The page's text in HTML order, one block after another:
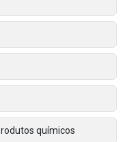
químicos